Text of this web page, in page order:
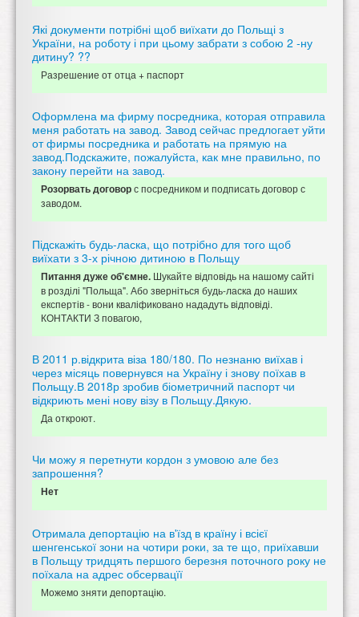
Які документи потрібні щоб виїхати до Польщі з
України, на роботу і при цьому забрати з собою 2 -ну
дитину? ??
Разрешение от отца + паспорт
Оформлена ма фирму посредника, которая отправила
меня работать на завод. Завод сейчас предлогает уйти
от фирмы посредника и работать на прямую на
завод.Подскажите, пожалуйста, как мне правильно, по
закону перейти на завод.
Розорвать договорс посредником и подписать договор с
заводом.
Підскажіть будь-ласка, що потрібно для того щоб
виїхати з 3-х річною дитиною в Польщу
Питання дуже об'ємне. Шукайте відповідь на нашому сайті
в розділі "Польща". Або зверніться будь-ласка до наших
експертів - вони кваліфиковано нададуть відповіді.
КОНТАКТИ З повагою,
В 2011 р.відкрита віза 180/180. По незнаню виїхав і
через місяць повернувся на Україну і знову поїхав в
Польщу.В 2018р зробив біометричний паспорт чи
відкриють мені нову візу в Польщу.Дякую.
Да откроют.
Чи можу я перетнути кордон з умовою але без
запрошення?
Нет
Отримала депортацію на в'їзд в країну і всієї
шенгенської зони на чотири роки, за те що, приїхавши
в Польщу тридцять першого березня поточного року не
поїхала на адрес обсервацїї
Можемо зняти депортацію.